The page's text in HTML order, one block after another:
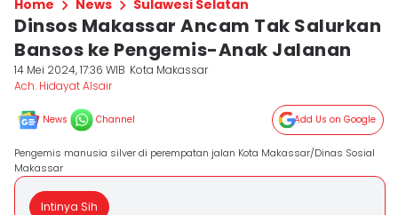
Home News Sulawesi Selatan
Dinsos Makassar Ancam Tak Salurkan
Bansos ke Pengemis-Anak Jalanan
14 Mei 2024, 17:36 WIB Kota Makassar
Ach. Hidayat Alsair
News Channel Add Us on Google
Pengemis manusia silver di perempatan jalan Kota Makassar/Dinas Sosial
Makassar
Intinya Sih